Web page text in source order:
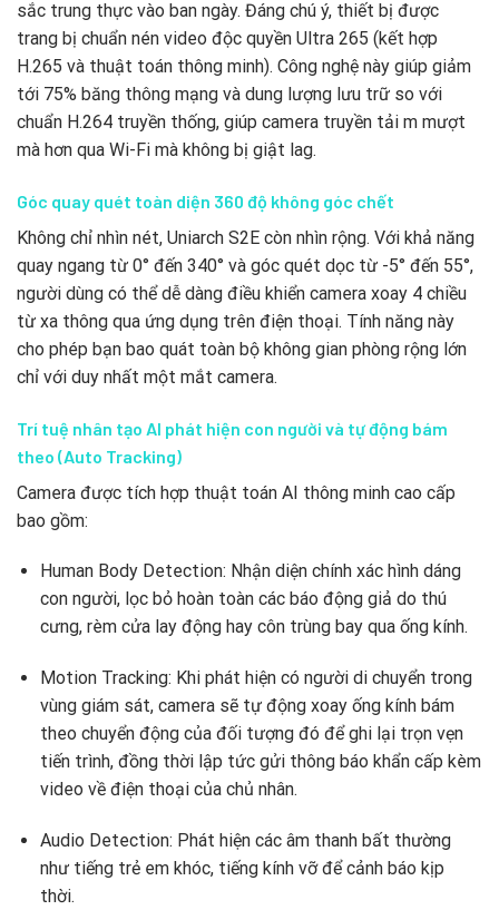
sắc trung thực vào ban ngày. Đáng chú ý, thiết bị được
trang bị chuẩn nén video độc quyền Ultra 265 (kết hợp
H.265 và thuật toán thông minh). Công nghệ này giúp giảm
tới 75% băng thông mạng và dung lượng lưu trữ so với
chuẩn H.264 truyền thống, giúp camera truyền tải m mượt
mà hơn qua Wi-Fi mà không bị giật lag.
Góc quay quét toàn diện 360 độ không góc chết
Không chỉ nhìn nét, Uniarch S2E còn nhìn rộng. Với khả năng
quay ngang từ 0° đến 340° và góc quét dọc từ -5° đến 55°,
người dùng có thể dễ dàng điều khiển camera xoay 4 chiều
từ xa thông qua ứng dụng trên điện thoại. Tính năng này
cho phép bạn bao quát toàn bộ không gian phòng rộng lớn
chỉ với duy nhất một mắt camera.
Trí tuệ nhân tạo AI phát hiện con người và tự động bám
theo (Auto Tracking)
Camera được tích hợp thuật toán AI thông minh cao cấp
bao gồm:
Human Body Detection: Nhận diện chính xác hình dáng
con người, lọc bỏ hoàn toàn các báo động giả do thú
cưng, rèm cửa lay động hay côn trùng bay qua ống kính.
Motion Tracking: Khi phát hiện có người di chuyển trong
vùng giám sát, camera sẽ tự động xoay ống kính bám
theo chuyển động của đối tượng đó để ghi lại trọn vẹn
tiến trình, đồng thời lập tức gửi thông báo khẩn cấp kèm
video về điện thoại của chủ nhân.
Audio Detection: Phát hiện các âm thanh bất thường
như tiếng trẻ em khóc, tiếng kính vỡ để cảnh báo kịp
thời.